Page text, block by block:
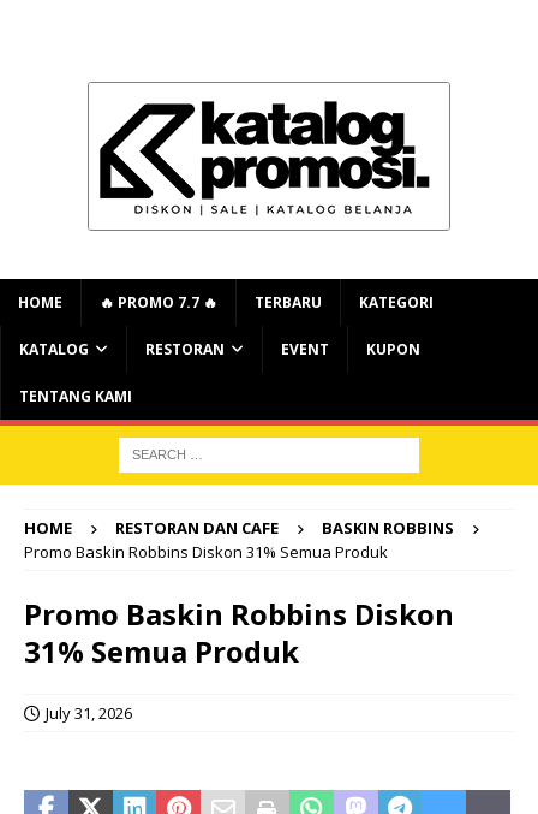
HOME 🔥 PROMO 7.7 🔥 TERBARU KATEGORI
KATALOG RESTORAN EVENT KUPON
TENTANG KAMI
HOME RESTORAN DAN CAFE
BASKIN ROBBINS
Promo Baskin Robbins Diskon 31% Semua Produk
Promo Baskin Robbins Diskon
31% Semua Produk
July 31, 2026